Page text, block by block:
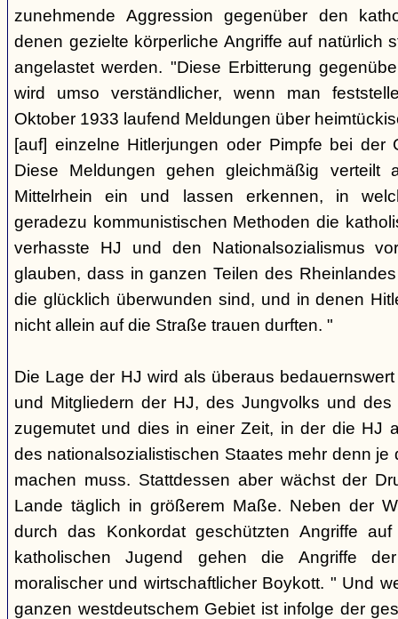
zunehmende Aggression gegenüber den
denen gezielte körperliche Angriffe auf natürlich
angelastet werden. "Diese Erbitterung
wird umso verständlicher, wenn man
Oktober 1933 laufend Meldungen über
[auf] einzelne Hitlerjungen oder Pimpfe bei der
Diese Meldungen gehen gleichmäßig verteilt
Mittelrhein ein und lassen erkennen, in
geradezu kommunistischen Methoden die
verhasste HJ und den Nationalsozialismus
glauben, dass in ganzen Teilen des
die glücklich überwunden sind, und in denen
nicht allein auf die Straße trauen durften. "
Die Lage der HJ wird als überaus
und Mitgliedern der HJ, des Jungvolks und des
zugemutet und dies in einer Zeit, in der die HJ
des nationalsozialistischen Staates mehr denn je
machen muss. Stattdessen aber wächst der
Lande täglich in größerem Maße. Neben der
durch das Konkordat geschützten Angriffe
katholischen Jugend gehen die Angriffe
moralischer und wirtschaftlicher Boykott. " Und
ganzen westdeutschem Gebiet ist infolge der